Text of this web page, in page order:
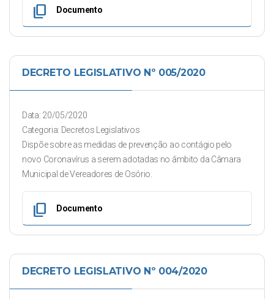
content_copy Documento
DECRETO LEGISLATIVO Nº 005/2020
Data: 20/05/2020
Categoria: Decretos Legislativos
Dispõe sobre as medidas de prevenção ao contágio pelo
novo Coronavírus a serem adotadas no âmbito da Câmara
Municipal de Vereadores de Osório.
content_copy Documento
DECRETO LEGISLATIVO Nº 004/2020